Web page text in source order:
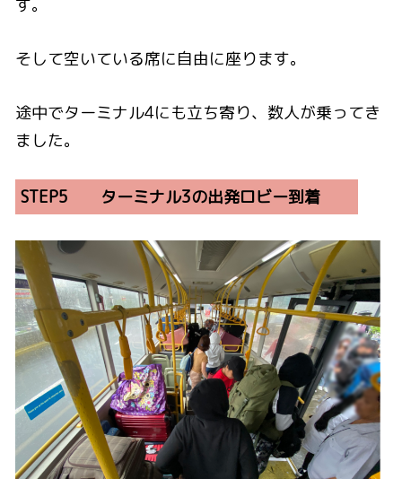
す。
そして空いている席に自由に座ります。
途中でターミナル4にも立ち寄り、数人が乗ってき
ました。
STEP5 ターミナル3の出発ロビー到着